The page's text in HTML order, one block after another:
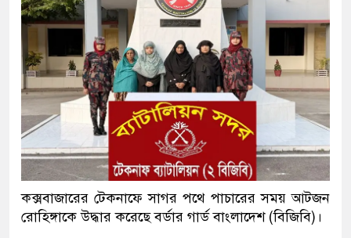
কক্সবাজারের টেকনাফে সাগর পথে পাচারের সময় আটজন
রোহিঙ্গাকে উদ্ধার করেছে বর্ডার গার্ড বাংলাদেশ (বিজিবি)।